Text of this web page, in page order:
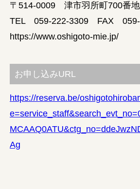
〒514-0009 津市羽所町700番
TEL 059-222-3309 FAX 059-
https://www.oshigoto-mie.jp/
お申し込みURL
https://reserva.be/
Ag